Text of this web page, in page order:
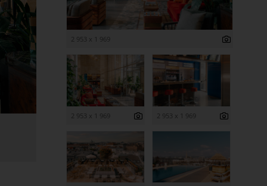
2 953 x 1 969
2 953 x 1 969 2 953 x 1 969